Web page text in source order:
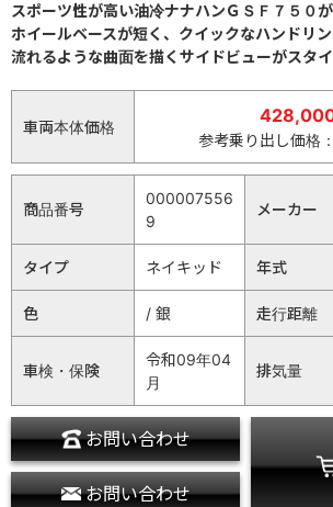
スポーツ性が高い油冷ナナハンＧＳＦ７５０
ホイールベースが短く、クイックなハンドリン
流れるような曲面を描くサイドビューがスタイ
車両本体価格
参考乗り出し価格
商品番号
000007556
9
メーカー
タイプ ネイキッド 年式
色 / 銀 走行距離
車検・保険
令和09年04
月
排気量
お問い合わせ
お問い合わせ